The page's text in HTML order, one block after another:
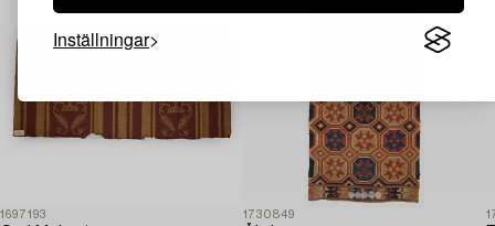
Inställningar
1697193 1730849